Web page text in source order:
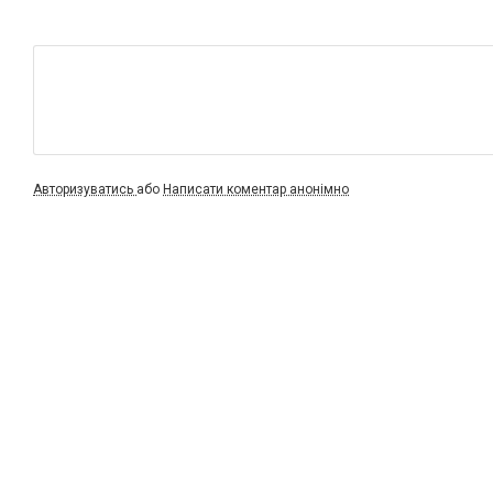
Авторизуватись або Написати коментар анонімно